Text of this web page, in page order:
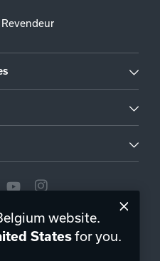
|FR
website.
Statesfor you.